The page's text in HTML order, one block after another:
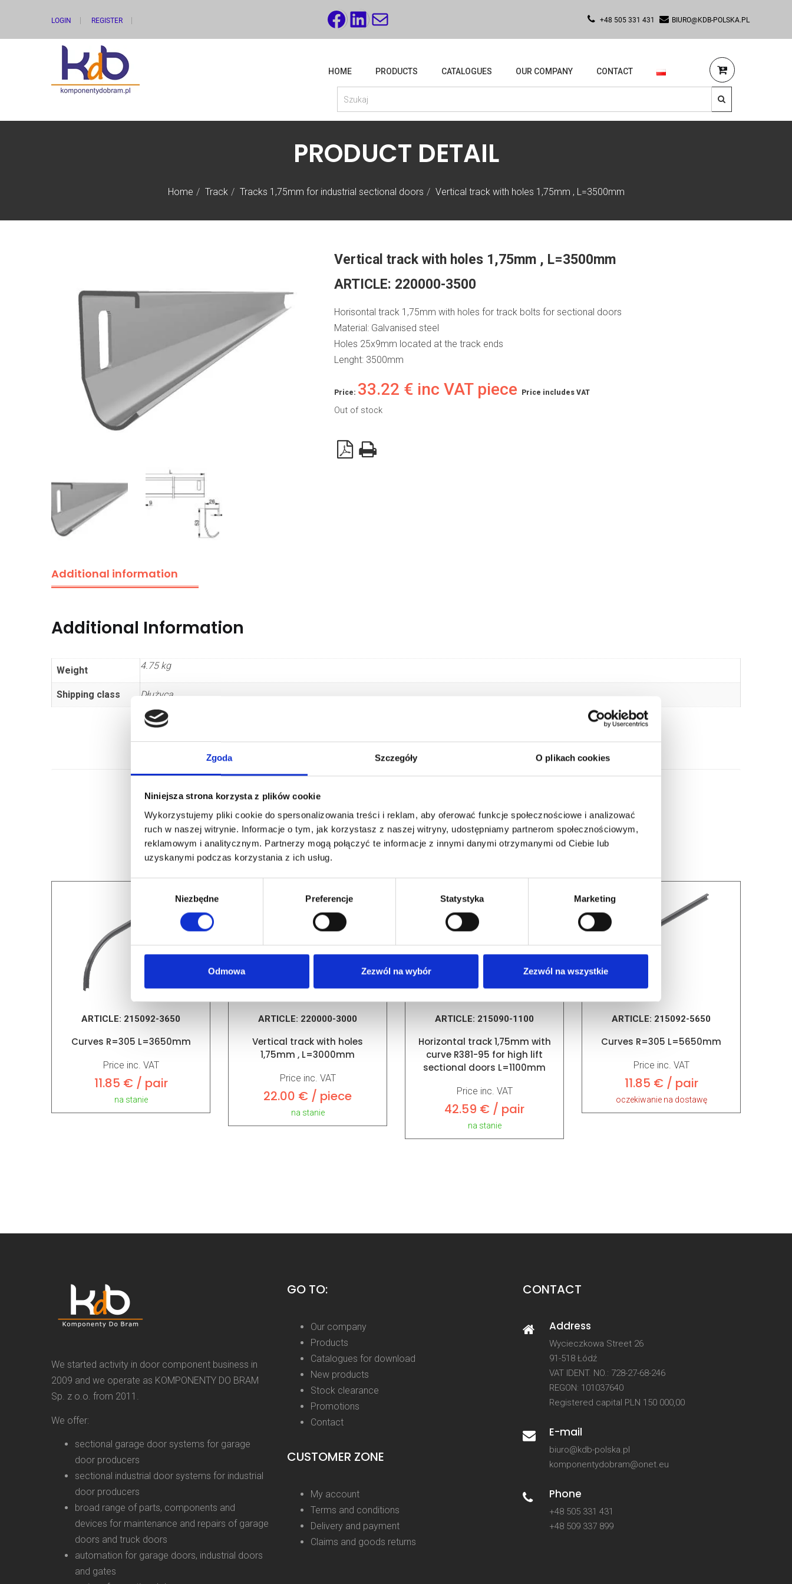
Zgoda Szczegóły O plikach cookies
Niniejsza strona korzysta z plików cookie
Wykorzystujemy pliki cookie do spersonalizowania treści i reklam, aby oferować funkcje społecznościowe i analizować
ruch w naszej witrynie. Informacje o tym, jak korzystasz z naszej witryny, udostępniamy partnerom społecznościowym,
reklamowym i analitycznym. Partnerzy mogą połączyć te informacje z innymi danymi otrzymanymi od Ciebie lub
uzyskanymi podczas korzystania z ich usług.
Wybór
Niezbędne Preferencje Statystyka Marketing
Odmowa Zezwól na wybór Zezwól na wszystkie
LOGIN REGISTER FACEBOOK
LINKEDIN
MAIL +48 505 331 431 BIURO@KDB-POLSKA.PL
HOME PRODUCTS CATALOGUES OUR COMPANY CONTACT
Home Track Tracks 1,75mm for industrial sectional doors Vertical track with holes 1,75mm , L=3500mm
PRODUCT DETAIL
Vertical track with holes 1,75mm , L=3500mm
ARTICLE: 220000-3500
Horisontal track 1,75mm with holes for track bolts for sectional doors
Material: Galvanised steel
Holes 25x9mm located at the track ends
Lenght: 3500mm
Price: 33.22 € inc VAT piece Price includes VAT
Out of stock
Additional information
Additional Information
Weight 4.75 kg
Shipping class Dłużyca
RELATED PRODUCTS
ARTICLE: 215092-3650
Curves R=305 L=3650mm
Price inc. VAT
11.85 € / pair
na stanie
ARTICLE: 220000-3000
Vertical track with holes
1,75mm , L=3000mm
Price inc. VAT
22.00 € / piece
na stanie
ARTICLE: 215090-1100
Horizontal track 1,75mm with
curve R381-95 for high lift
sectional doors L=1100mm
Price inc. VAT
42.59 € / pair
na stanie
ARTICLE: 215092-5650
Curves R=305 L=5650mm
Price inc. VAT
11.85 € / pair
oczekiwanie na dostawę
We started activity in door component business in
2009 and we operate as KOMPONENTY DO BRAM
Sp. z o.o. from 2011.
We offer:
sectional garage door systems for garage
door producers
sectional industrial door systems for industrial
door producers
broad range of parts, components and
devices for maintenance and repairs of garage
doors and truck doors
automation for garage doors, industrial doors
and gates
GO TO:
Our company
Products
Catalogues for download
New products
Stock clearance
Promotions
Contact
CUSTOMER ZONE
My account
Terms and conditions
Delivery and payment
Claims and goods returns
CONTACT
Address
Wycieczkowa Street 26
91-518 Łódź
VAT IDENT. NO.: 728-27-68-246
REGON: 101037640
Registered capital PLN 150 000,00
E-mail
biuro@kdb-polska.pl
komponentydobram@onet.eu
Phone
+48 505 331 431
+48 509 337 899